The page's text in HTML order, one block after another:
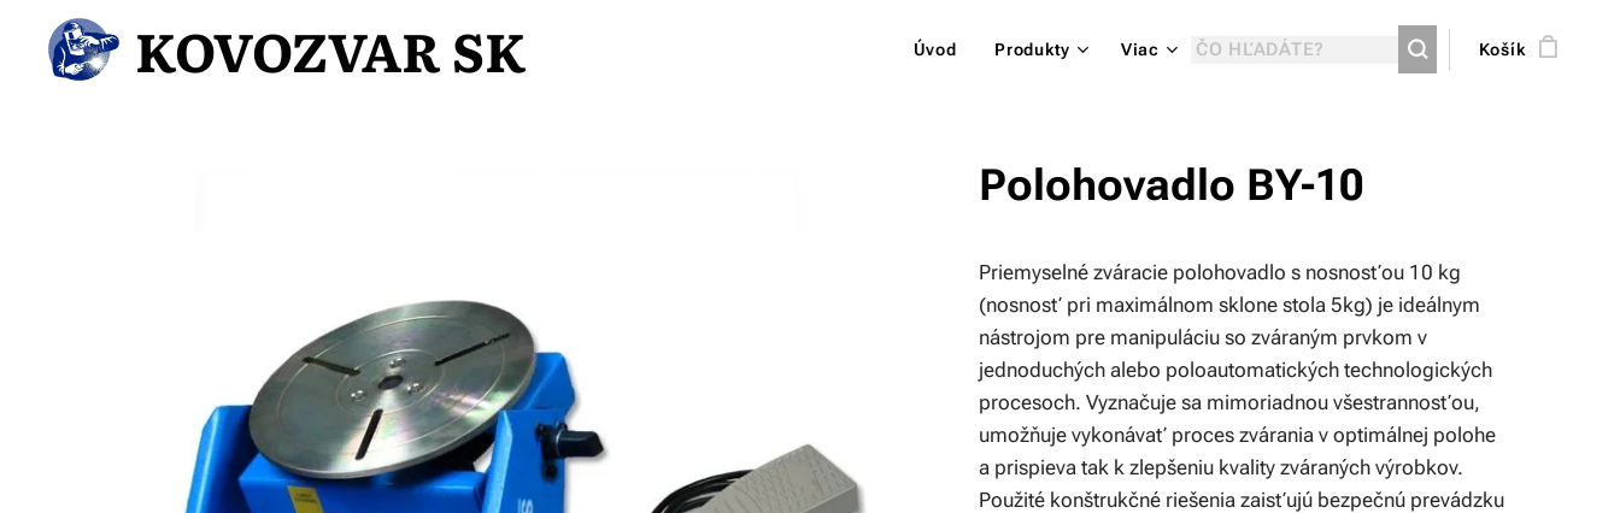
KOVOZVAR SK Úvod Produkty Viac Košík
Polohovadlo BY-10
Priemyselné zváracie polohovadlo s nosnosťou 10 kg
(nosnosť pri maximálnom sklone stola 5kg) je ideálnym
nástrojom pre manipuláciu so zváraným prvkom v
jednoduchých alebo poloautomatických technologických
procesoch. Vyznačuje sa mimoriadnou všestrannosťou,
umožňuje vykonávať proces zvárania v optimálnej polohe
a prispieva tak k zlepšeniu kvality zváraných výrobkov.
Použité konštrukčné riešenia zaisťujú bezpečnú prevádzku